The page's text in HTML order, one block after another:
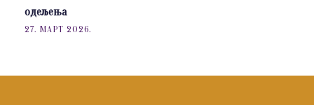
одељења
27. МАРТ 2026.